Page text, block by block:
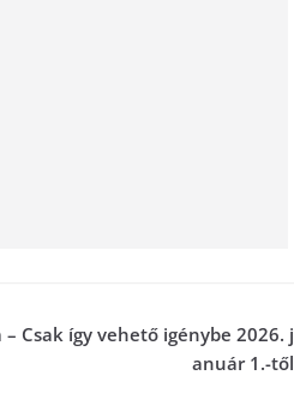
Csak így vehető igénybe 2026. j
anuár 1.-től